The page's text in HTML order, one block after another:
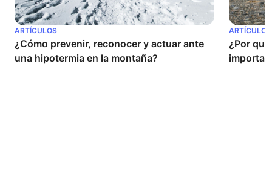
ARTÍCULOS
¿Cómo prevenir, reconocer y actuar ante
una hipotermia en la montaña?
ARTÍCULOS
¿Por